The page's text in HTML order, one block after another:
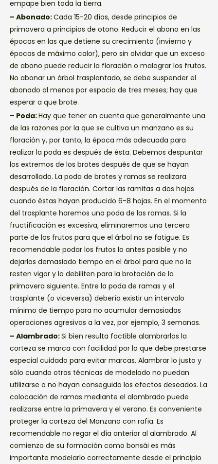
empape bien toda la tierra.
– Abonado:Cada 15-20 días, desde principios de
primavera a principios de otoño. Reducir el abono en las
épocas en las que detiene su crecimiento (invierno y
épocas de máximo calor), pero sin olvidar que un exceso
de abono puede reducir la floración o malograr los frutos.
No abonar un árbol trasplantado, se debe suspender el
abonado al menos por espacio de tres meses; hay que
esperar a que brote.
– Poda:Hay que tener en cuenta que generalmente una
de las razones por la que se cultiva un manzano es su
floración y, por tanto, la época más adecuada para
realizar la poda es después de ésta. Debemos despuntar
los extremos de los brotes después de que se hayan
desarrollado. La poda de brotes y ramas se realizara
después de la floración. Cortar las ramitas a dos hojas
cuando éstas hayan producido 6-8 hojas. En el momento
del trasplante haremos una poda de las ramas. Si la
fructificación es excesiva, eliminaremos una tercera
parte de los frutos para que el árbol no se fatigue. Es
recomendable podar los frutos lo antes posible y no
dejarlos demasiado tiempo en el árbol para que no le
resten vigor y lo debiliten para la brotación de la
primavera siguiente. Entre la poda de ramas y el
trasplante (o viceversa) debería existir un intervalo
mínimo de tiempo para no acumular demasiadas
operaciones agresivas a la vez, por ejemplo, 3 semanas.
– Alambrado:Si bien resulta factible alambrarlos la
corteza se marca con facilidad por lo que debe prestarse
especial cuidado para evitar marcas. Alambrar lo justo y
sólo cuando otras técnicas de modelado no puedan
utilizarse o no hayan conseguido los efectos deseados. La
colocación de ramas mediante el alambrado puede
realizarse entre la primavera y el verano. Es conveniente
proteger la corteza del Manzano con rafia. Es
recomendable no regar el día anterior al alambrado. Al
comienzo de su formación como bonsái es más
importante modelarlo correctamente desde el principio